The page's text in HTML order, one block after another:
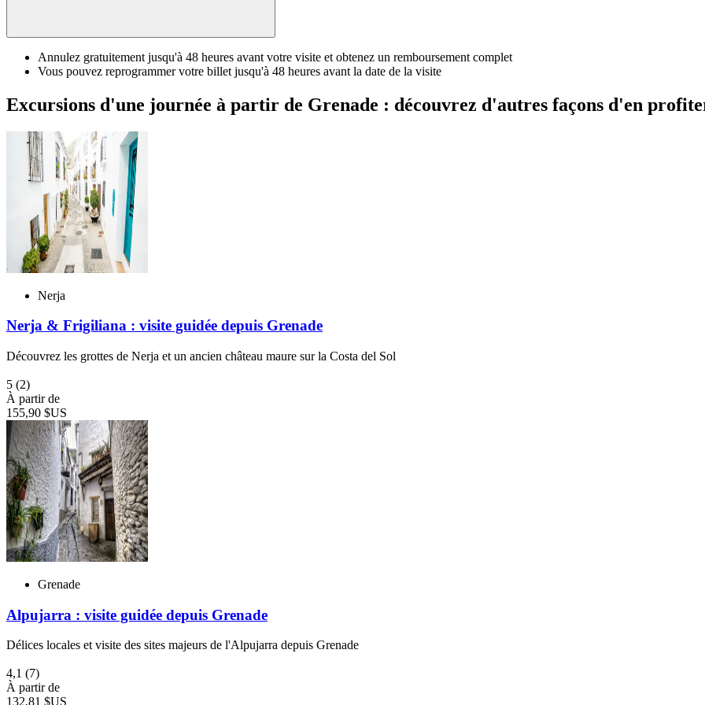
Annulez gratuitement jusqu'à 48 heures avant votre visite et obtenez un remboursement complet
Vous pouvez reprogrammer votre billet jusqu'à 48 heures avant la date de la visite
Excursions d'une journée à partir de Grenade : découvrez d'autres façons d'en
Nerja
Nerja & Frigiliana : visite guidée depuis Grenade
Découvrez les grottes de Nerja et un ancien château maure sur la Costa del Sol
5 (2)
À partir de
155,90 $US
Grenade
Alpujarra : visite guidée depuis Grenade
Délices locales et visite des sites majeurs de l'Alpujarra depuis Grenade
4,1 (7)
À partir de
132,81 $US